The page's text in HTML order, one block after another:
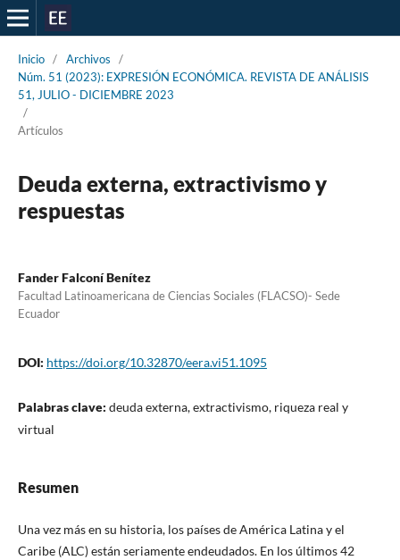
Inicio / Archivos
/
Núm. 51 (2023): EXPRESIÓN ECONÓMICA. REVISTA DE ANÁLISIS
51, JULIO - DICIEMBRE 2023
/
Artículos
Deuda externa, extractivismo y
respuestas
Fander Falconí Benítez
Facultad Latinoamericana de Ciencias Sociales (FLACSO)- Sede
Ecuador
DOI: https://doi.org/10.32870/eera.vi51.1095
Palabras clave: deuda externa, extractivismo, riqueza real y
virtual
Resumen
Una vez más en su historia, los países de América Latina y el
Caribe (ALC) están seriamente endeudados. En los últimos 42